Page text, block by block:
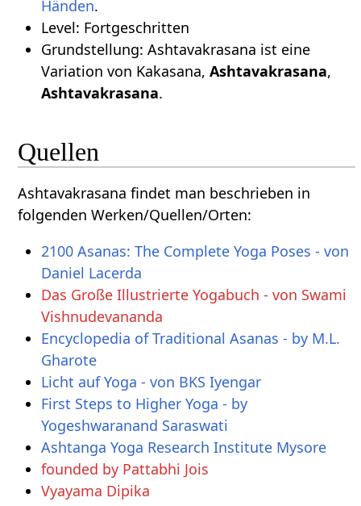
.
Level: Fortgeschritten
Grundstellung: Ashtavakrasana ist eine
Variation von Kakasana, Ashtavakrasana,
Ashtavakrasana.
Quellen
Ashtavakrasana findet man beschrieben in
folgenden Werken/Quellen/Orten:
2100 Asanas: The Complete Yoga Poses - von
Daniel Lacerda
Das Große Illustrierte Yogabuch - von Swami
Vishnudevananda
Encyclopedia of Traditional Asanas - by M.L.
Gharote
Licht auf Yoga - von BKS Iyengar
First Steps to Higher Yoga - by
Yogeshwaranand Saraswati
Ashtanga Yoga Research Institute Mysore
founded by Pattabhi Jois
Vyayama Dipika